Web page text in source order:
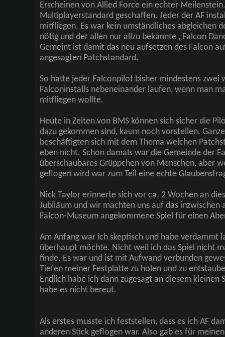
Erscheinen von Allied Force ein echter
Multiplayerstandard geschaffen. Jeder der AF
mitfliegen. Es war kein umständliches abgleichen
nötig und der allen nur allzu bekannte „Falcon
Gemeint ist damit das neu aufsetzen des Falcon
angesagten Patchstandard.
So hatte jeder Falconpilot bisher mindestens zwei
Falconinstalls nebeneinander laufen, wenn man
mitfliegen wollte.
Heute in Zeiten von BMS können sich sicher die
dazu gekommen sind, kaum noch vorstellen.
beschäftigten sich mit dem Thema welchen
eben nicht. Schon damals war die Gemeinde der
überschaubares Grüppchen von Menschen, aber
geflogen wird war zum Teil eine echte
Nick Taylor erinnerte sich vor ca. 2 Wochen an
Jubiläum und wir machten uns auf das inzwischen
Falcon-Museum angekommene Spiel für einen
Am Anfang war ich skeptisch und habe verdammt
überhaupt möchte. Nicht weil ich das Spiel nicht
finde. Es war und ist mit Aufwand verbunden
Tiefen meiner Festplatte zu holen und zu
Endlich habe ich dann zugesagt an diesem kleinen
habe es nicht bereut.
Als erstes musste ich feststellen, dass es ich AF
anderen Stick geflogen war. Also gab es für